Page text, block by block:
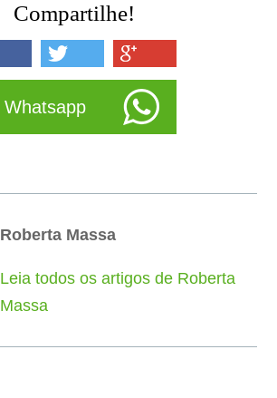
Compartilhe!
Whatsapp
Roberta Massa
Leia todos os artigos de Roberta
Massa